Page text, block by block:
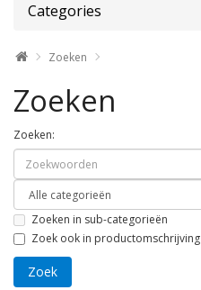
Categories
Zoeken
Zoeken
Zoeken:
Zoeken in sub-categorieën
Zoek ook in productomschrijving